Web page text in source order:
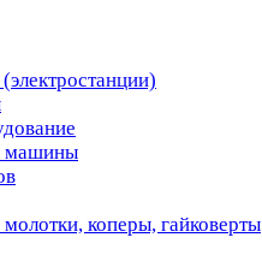
машины
коперы, гайковерты